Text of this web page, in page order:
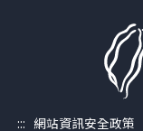
::: 網站資訊安全政策